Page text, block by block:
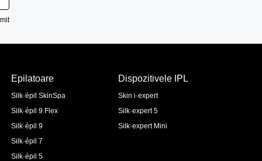
Epilatoare
Silk·épil SkinSpa
Silk·épil 9 Flex
Silk·épil 9
Silk·épil 7
Silk·épil 5
Dispozitivele IPL
Skin i·expert
Silk·expert 5
Silk·expert Mini